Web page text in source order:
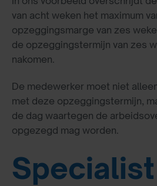
van acht weken het maximum
opzeggingsmarge van zes
de opzeggingstermijn van zes
nakomen.
De medewerker moet niet
met deze opzeggingstermijn,
de dag waartegen de
opgezegd mag worden.
Specialist